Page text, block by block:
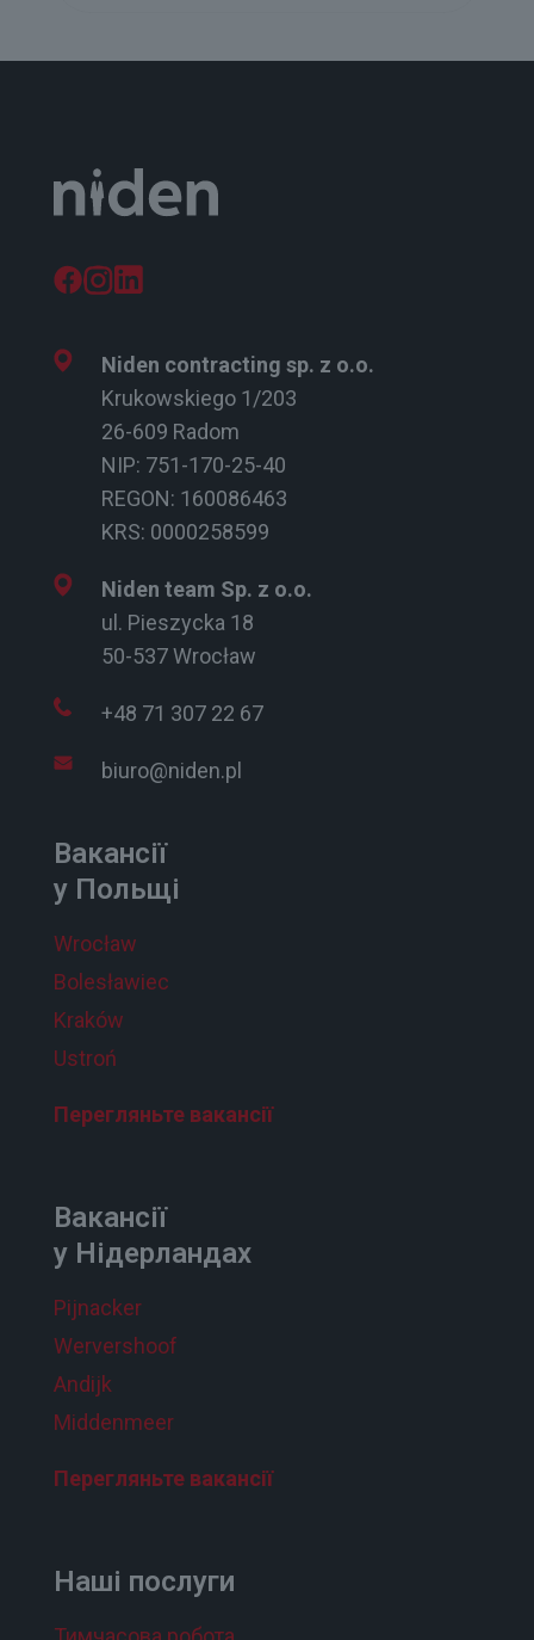
Niden contracting sp. z o.o.
Krukowskiego 1/203
26-609 Radom
NIP: 751-170-25-40
REGON: 160086463
KRS: 0000258599
Niden team Sp. z o.o.
ul. Pieszycka 18
50-537 Wrocław
+48 71 307 22 67
biuro@niden.pl
Вакансії
у Польщі
Wrocław
Bolesławiec
Kraków
Ustroń
Перегляньте вакансії
Вакансії
у Нідерландах
Pijnacker
Wervershoof
Andijk
Middenmeer
Перегляньте вакансії
Наші послуги